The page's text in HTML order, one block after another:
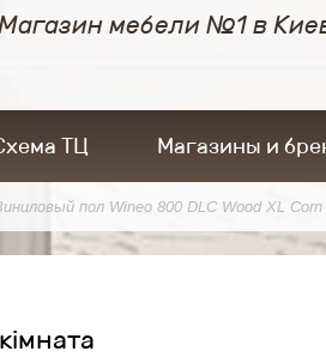
мебели №1 в
ТЦ Магазины и
пол Wineo 800 DLC Wood XL